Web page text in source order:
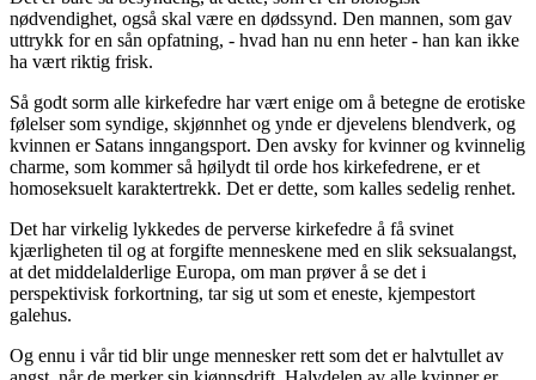
nødvendighet, også skal være en dødssynd. Den mannen, som gav
uttrykk for en sån opfatning, - hvad han nu enn heter - han kan ikke
ha vært riktig frisk.
Så godt sorm alle kirkefedre har vært enige om å betegne de erotiske
følelser som syndige, skjønnhet og ynde er djevelens blendverk, og
kvinnen er Satans inngangsport. Den avsky for kvinner og kvinnelig
charme, som kommer så høilydt til orde hos kirkefedrene, er et
homoseksuelt karaktertrekk. Det er dette, som kalles sedelig renhet.
Det har virkelig lykkedes de perverse kirkefedre å få svinet
kjærligheten til og at forgifte menneskene med en slik seksualangst,
at det middelalderlige Europa, om man prøver å se det i
perspektivisk forkortning, tar sig ut som et eneste, kjempestort
galehus.
Og ennu i vår tid blir unge mennesker rett som det er halvtullet av